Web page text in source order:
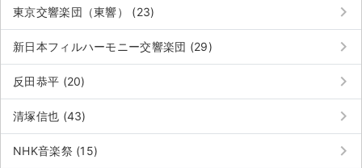
東京交響楽団（東響） (23) keyboard_arrow_right
新日本フィルハーモニー交響楽団 (29) keyboard_arrow_right
反田恭平 (20) keyboard_arrow_right
清塚信也 (43) keyboard_arrow_right
NHK音楽祭 (15) keyboard_arrow_right